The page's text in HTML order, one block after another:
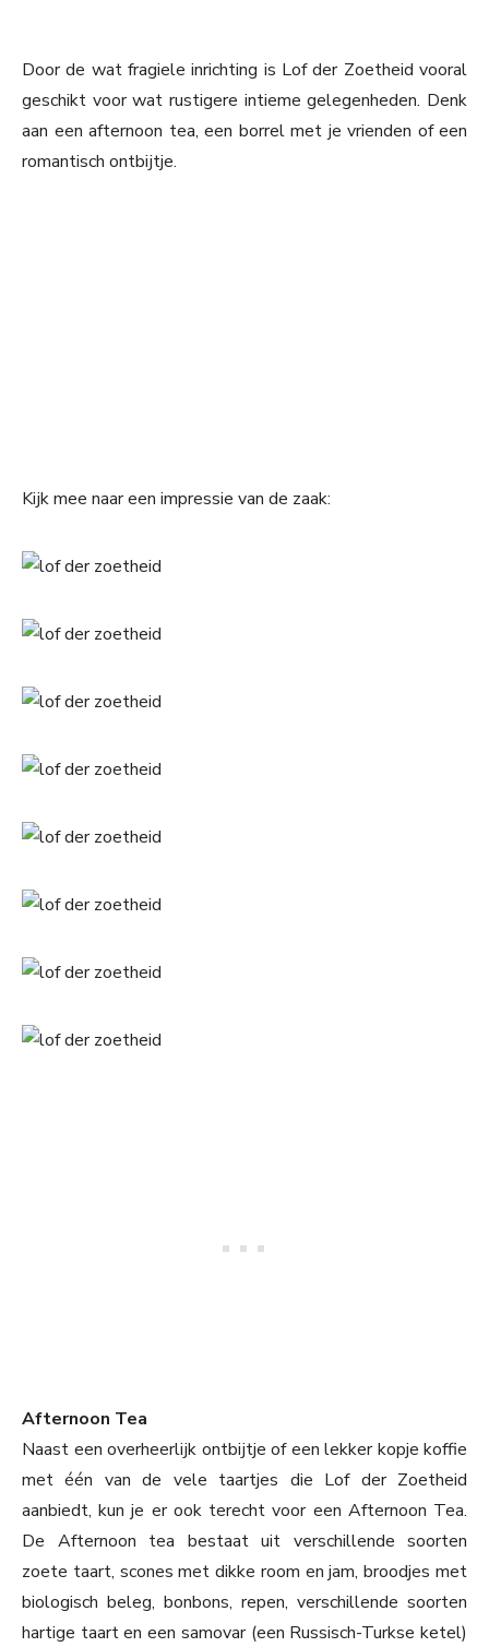
Door de wat fragiele inrichting is Lof der Zoetheid vooral
geschikt voor wat rustigere intieme gelegenheden. Denk
aan een afternoon tea, een borrel met je vrienden of een
romantisch ontbijtje.
Kijk mee naar een impressie van de zaak:
Afternoon Tea
Naast een overheerlijk ontbijtje of een lekker kopje koffie
met één van de vele taartjes die Lof der Zoetheid
aanbiedt, kun je er ook terecht voor een Afternoon Tea.
De Afternoon tea bestaat uit verschillende soorten
zoete taart, scones met dikke room en jam, broodjes met
biologisch beleg, bonbons, repen, verschillende soorten
hartige taart en een samovar (een Russisch-Turkse ketel)